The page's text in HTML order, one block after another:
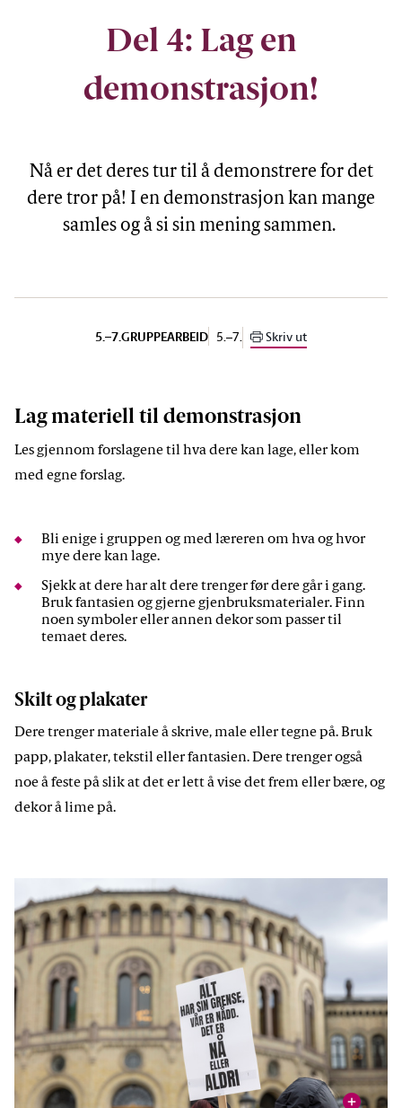
Del 4: Lag en
demonstrasjon!
Nå er det deres tur til å demonstrere for det
dere tror på! I en demonstrasjon kan mange
samles og å si sin mening sammen.
5.–7.GRUPPEARBEID 5.–7. Skriv ut
Lag materiell til demonstrasjon
Les gjennom forslagene til hva dere kan lage, eller kom
med egne forslag.
Bli enige i gruppen og med læreren om hva og hvor
mye dere kan lage.
Sjekk at dere har alt dere trenger før dere går i gang.
Bruk fantasien og gjerne gjenbruksmaterialer. Finn
noen symboler eller annen dekor som passer til
temaet deres.
Skilt og plakater
Dere trenger materiale å skrive, male eller tegne på. Bruk
papp, plakater, tekstil eller fantasien. Dere trenger også
noe å feste på slik at det er lett å vise det frem eller bære, og
dekor å lime på.
vis